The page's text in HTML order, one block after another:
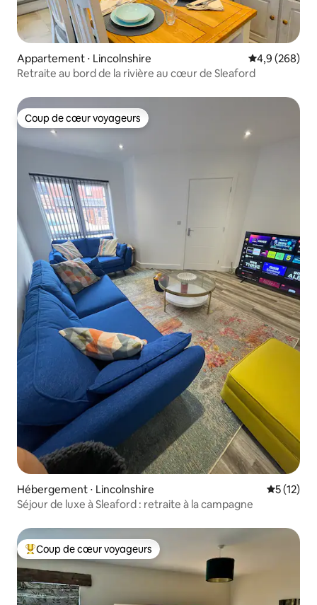
Appartement ⋅ Lincolnshire Évaluation
4,9 (268)
Retraite au bord de la rivière au cœur de Sleaford
Coup de cœur voyageurs
Coup de cœur voyageurs
Hébergement ⋅ Lincolnshire
5 (12)
Séjour de luxe à Sleaford : retraite à la campagne
Coups de cœur voyageurs les plus appréciés
Coup de cœur voyageurs